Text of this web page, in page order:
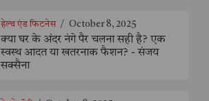
हेल्थ एंड फिटनेस / October 8, 2025
क्या घर के अंदर नंगे पैर चलना सही है? एक
स्वस्थ आदत या खतरनाक फैशन? - संजय
सक्सैना